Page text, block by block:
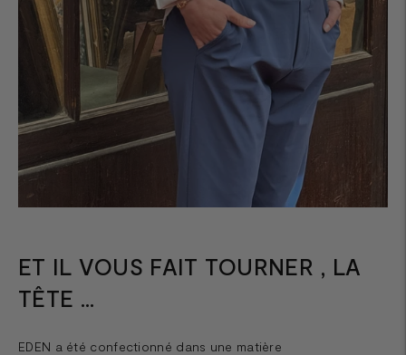
ET IL VOUS FAIT TOURNER , LA
TÊTE ...
EDEN a été confectionné dans une matière